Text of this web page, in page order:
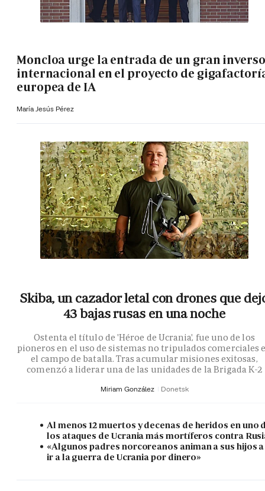
Moncloa urge la entrada de un gran
internacional en el proyecto de
europea de IA
María Jesús Pérez
Skiba, un cazador letal con drones que
43 bajas rusas en una noche
Ostenta el título de 'Héroe de Ucrania', fue uno de los
pioneros en el uso de sistemas no tripulados comerciales
el campo de batalla. Tras acumular misiones exitosas,
comenzó a liderar una de las unidades de la Brigada K-2
Miriam González Donetsk
Al menos 12 muertos y decenas de heridos en uno
los ataques de Ucrania más mortíferos contra
«Algunos padres norcoreanos animan a sus hijos a
ir a la guerra de Ucrania por dinero»